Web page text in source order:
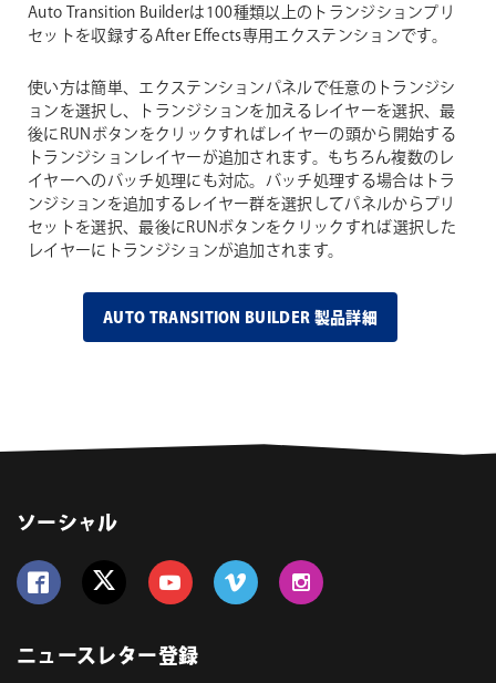
Auto Transition Builderは100種類以上のトランジションプリ
セットを収録するAfter Effects専用エクステンションです。
使い方は簡単、エクステンションパネルで任意のトランジシ
ョンを選択し、トランジションを加えるレイヤーを選択、最
後にRUNボタンをクリックすればレイヤーの頭から開始する
トランジションレイヤーが追加されます。もちろん複数のレ
イヤーへのバッチ処理にも対応。バッチ処理する場合はトラ
ンジションを追加するレイヤー群を選択してパネルからプリ
セットを選択、最後にRUNボタンをクリックすれば選択した
レイヤーにトランジションが追加されます。
AUTO TRANSITION BUILDER 製品詳細
ソーシャル
ニュースレター登録